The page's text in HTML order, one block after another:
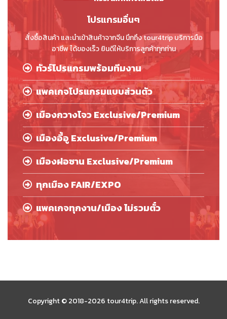
โปรแกรมอื่นๆ
สั่งซื้อสินค้า และนำเข้าสินค้าจากจีน นึกถึง tour4trip บริการมือ
อาชีพ ได้ของเร็ว ยินดีให้บริการลูกค้าทุกท่าน
ทัวร์โปรแกรมพร้อมทีมงาน
แพคเกจโปรแกรมแบบส่วนตัว
เมืองกวางโจว Exclusive/Premium
เมืองอี้อู Exclusive/Premium
เมืองฝอซาน Exclusive/Premium
ทุกเมือง FAIR/EXPO
แพคเกจทุกงาน/เมือง ไม่รวมตั๋ว
Copyright © 2018-2026 tour4trip. All rights reserved.